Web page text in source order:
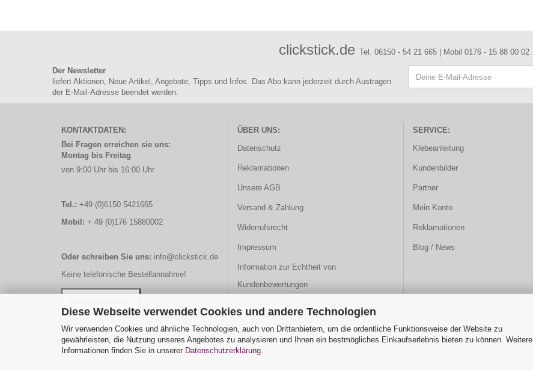
Diese Webseite verwendet Cookies und andere Technologien
Wir verwenden Cookies und ähnliche Technologien, auch von Drittanbietern, um die ordentliche Funktionsweise der Website zu
gewährleisten, die Nutzung unseres Angebotes zu analysieren und Ihnen ein bestmögliches Einkaufserlebnis bieten zu können. Weitere
Informationen finden Sie in unserer Datenschutzerklärung.
clickstick.de Tel. 06150 - 54 21 665 | Mobil 0176 - 15 88 00 02
Der Newsletter
liefert Aktionen, Neue Artikel, Angebote, Tipps und Infos. Das Abo kann jederzeit durch Austragen
der E-Mail-Adresse beendet werden.
KONTAKTDATEN:
Bei Fragen erreichen sie uns:
Montag bis Freitag
von 9:00 Uhr bis 16:00 Uhr
Tel.: +49 (0)6150 5421665
Mobil: + 49 (0)176 15880002
Oder schreiben Sie uns: info@clickstick.de
Keine telefonische Bestellannahme!
ÜBER UNS:
Datenschutz
Reklamationen
Unsere AGB
Versand & Zahlung
Widerrufsrecht
Impressum
Information zur Echtheit von
Kundenbewertungen
SERVICE:
Klebeanleitung
Kundenbilder
Partner
Mein Konto
Reklamationen
Blog / News